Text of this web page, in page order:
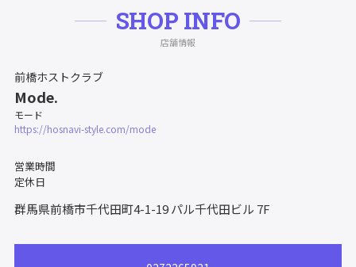
SHOP INFO
店舗情報
前橋ホストクラブ
Mode.
モード
https://hosnavi-style.com/mode
営業時間
定休日
群馬県前橋市千代田町4-1-19パル千代田ビル 7F